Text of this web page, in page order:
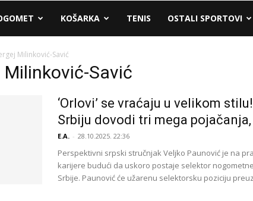
KOŠARKA TENIS OSTALI SPORTOVI
Milinković-Savić
Milinković-Savić
‘Orlovi’ se vraćaju u velikom
Srbiju dovodi tri mega
E.A. - 28.10.2025. 22:36
Perspektivni srpski stručnjak Veljko Paunović je na
karijere budući da uskoro postaje selektor
Srbije. Paunović će užarenu selektorsku poziciju